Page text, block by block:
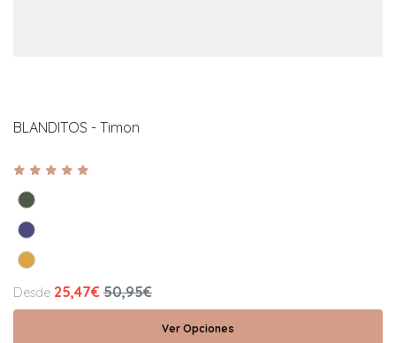
BLANDITOS - Timon
Desde 25,47€ 50,95€
Ver Opciones